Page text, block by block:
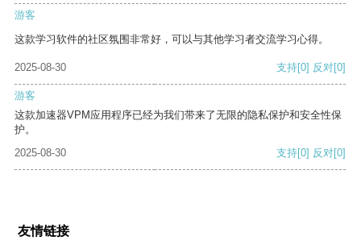
游客
这款学习软件的社区氛围非常好，可以与其他学习者交流学习心得。
2025-08-30 支持[0] 反对[0]
游客
这款加速器VPM应用程序已经为我们带来了无限的隐私保护和安全性保
护。
2025-08-30
支持[0] 反对[0]
友情链接